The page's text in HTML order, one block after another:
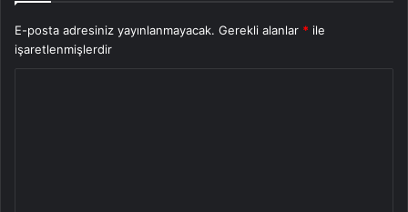
E-posta adresiniz yayınlanmayacak. Gerekli alanlar * ile
işaretlenmişlerdir